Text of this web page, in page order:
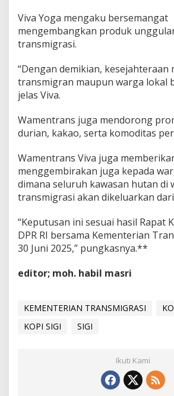
Viva Yoga mengaku bersemangat
mengembangkan produk
transmigrasi.
“Dengan demikian, kesejahteraan
transmigran maupun warga lokal
jelas Viva.
Wamentrans juga mendorong
durian, kakao, serta komoditas
Wamentrans Viva juga
menggembirakan juga kepada
dimana seluruh kawasan hutan di
transmigrasi akan dikeluarkan
“Keputusan ini sesuai hasil Rapat
DPR RI bersama Kementerian
30 Juni 2025,” pungkasnya.**
editor; moh. habil masri
KEMENTERIAN TRANSMIGRASI
KOPI SIGI
SIGI
Ikuti Kami